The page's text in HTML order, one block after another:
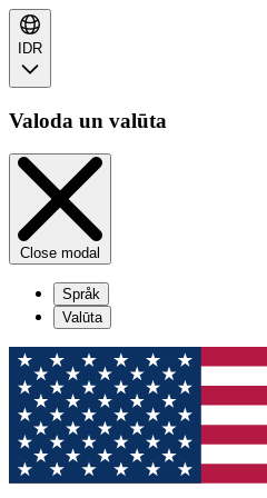
IDR
Valoda un valūta
Close modal
Språk
Valūta